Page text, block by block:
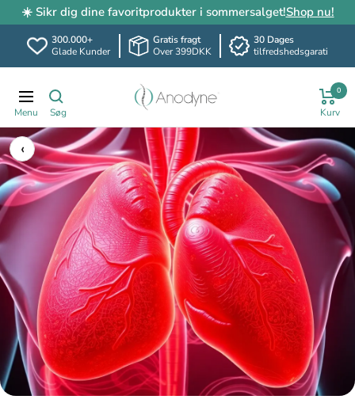
☀️ Sikr dig dine favoritprodukter i sommersalget!Shop nu!
300.000+
Glade Kunder
Gratis fragt
Over 399DKK
30 Dages
tilfredshedsgarati
indhold
Translation
missing:
da.header.general.navigation
Anodyne.dk 0
‹